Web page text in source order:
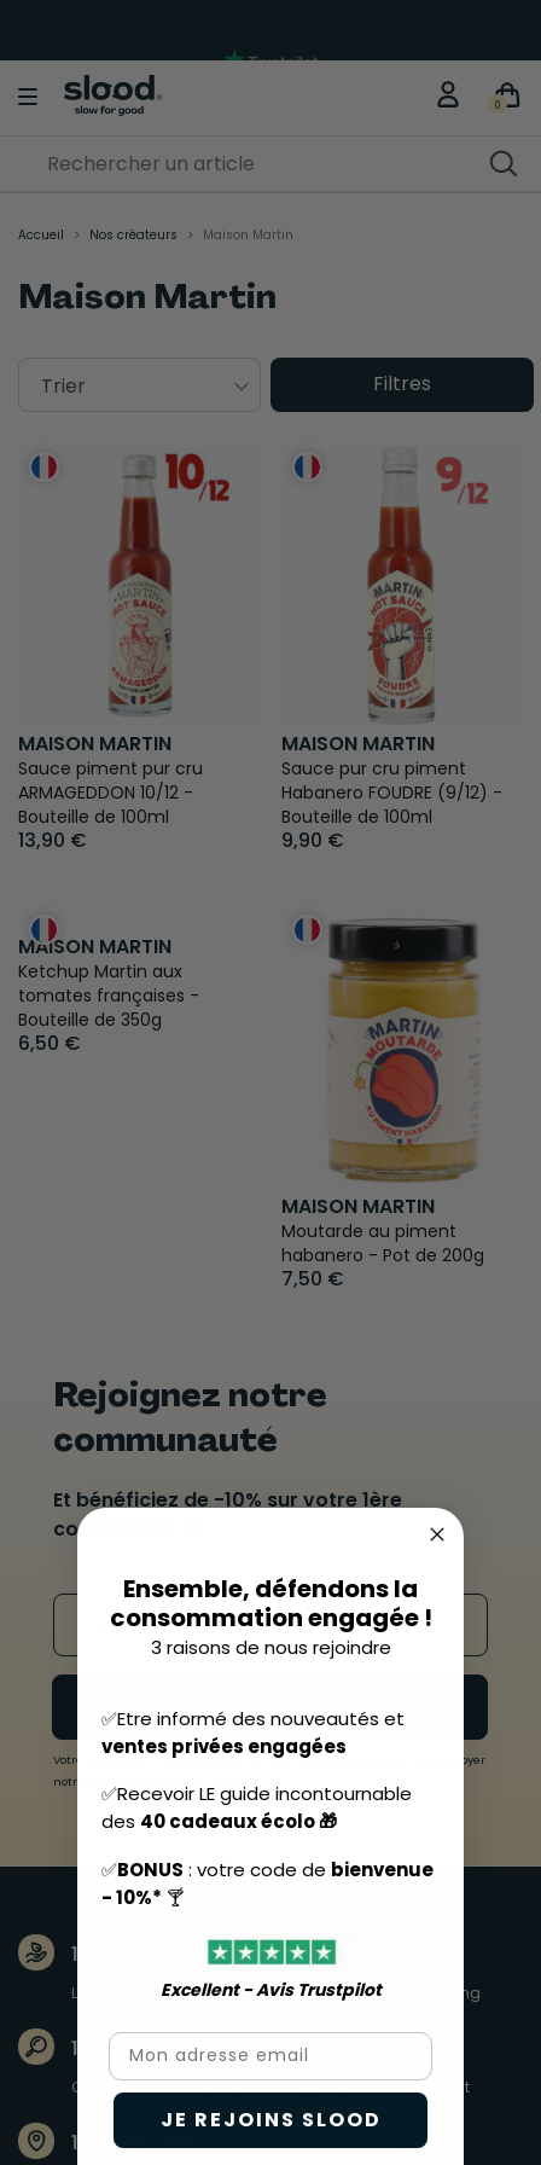
0
Accueil Nos créateurs Maison Martin
Maison Martin
Filtres
Trier
MAISON MARTIN
Sauce piment pur cru
ARMAGEDDON 10/12 -
Bouteille de 100ml
13,90 €
MAISON MARTIN
Sauce pur cru piment
Habanero FOUDRE (9/12) -
Bouteille de 100ml
9,90 €
MAISON MARTIN
Ketchup Martin aux
tomates françaises -
Bouteille de 350g
6,50 €
MAISON MARTIN
Moutarde au piment
habanero - Pot de 200g
7,50 €
Rejoignez notre
communauté
Et bénéficiez de -10% sur votre 1ère
commande* 🎁
Je m’abonne
Votre adresse de messagerie est uniquement utilisée pour vous envoyer
notre lettre d'information. Voir notre
100% responsable
Le meilleur du durable avec style et sans greenwashing
100% Transparent
On sait d'où ça vient, en quoi c'est fait, on vous dit tout
100% Qualité
Ensemble, défendons la
consommation engagée !
3 raisons de nous rejoindre
✅Etre informé des nouveautés et
ventes privées engagées
✅Recevoir LE guide incontournable
des 40 cadeaux écolo 🎁
✅BONUS : votre code de bienvenue
- 10%* 🍸
Excellent - Avis Trustpilot​
Email
JE REJOINS SLOOD